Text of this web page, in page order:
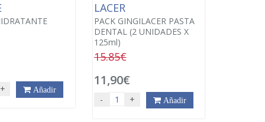
+ Añadir
LACER
PACK GINGILACER PASTA
DENTAL (2 UNIDADES X
125ml)
15.85€
11,90€
- + Añadir